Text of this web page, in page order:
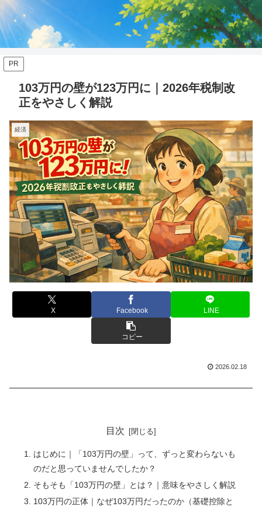
PR
103万円の壁が123万円に｜2026年税制改
正をやさしく解説
経済
X Facebook LINE
コピー
2026.02.18
――――――――――――――――――――――――――
目次
はじめに｜「103万円の壁」って、ずっと変わらないも
のだと思っていませんでしたか？
そもそも「103万円の壁」とは？｜意味をやさしく解説
103万円の正体｜なぜ103万円だったのか（基礎控除と